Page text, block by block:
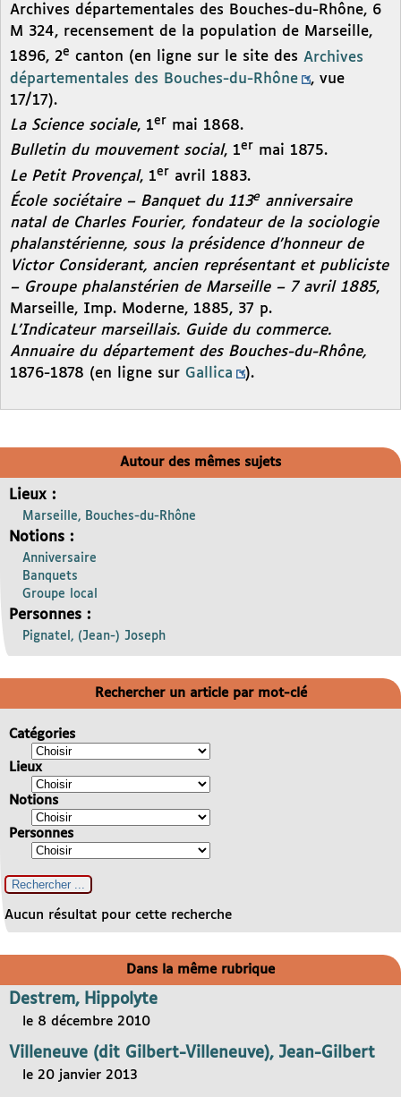
Archives départementales des Bouches-du-Rhône, 6
M 324, recensement de la population de Marseille,
1896, 2e canton (en ligne sur le site des Archives
départementales des Bouches-du-Rhône
, vue
17/17).
La Science sociale, 1er mai 1868.
Bulletin du mouvement social, 1er mai 1875.
Le Petit Provençal, 1er avril 1883.
École sociétaire – Banquet du 113e anniversaire
natal de Charles Fourier, fondateur de la sociologie
phalanstérienne, sous la présidence d’honneur de
Victor Considerant, ancien représentant et publiciste
– Groupe phalanstérien de Marseille – 7 avril 1885,
Marseille, Imp. Moderne, 1885, 37 p.
L’Indicateur marseillais. Guide du commerce.
Annuaire du département des Bouches-du-Rhône,
1876-1878 (en ligne sur Gallica ).
Autour des mêmes sujets
Lieux :
Marseille, Bouches-du-Rhône
Notions :
Anniversaire
Banquets
Groupe local
Personnes :
Pignatel, (Jean-) Joseph
Rechercher un article par mot-clé
Catégories
Lieux
Notions
Personnes
Aucun résultat pour cette recherche
Dans la même rubrique
Destrem, Hippolyte
le 8 décembre 2010
Villeneuve (dit Gilbert-Villeneuve), Jean-Gilbert
le 20 janvier 2013